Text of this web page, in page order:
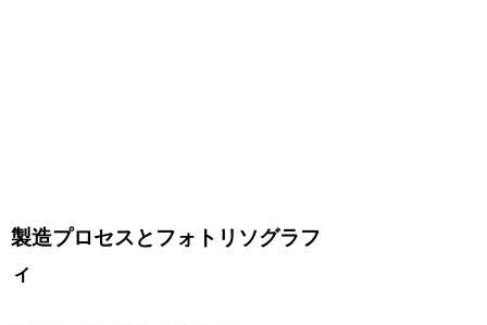
製造プロセスとフォトリソグラフ
ィ